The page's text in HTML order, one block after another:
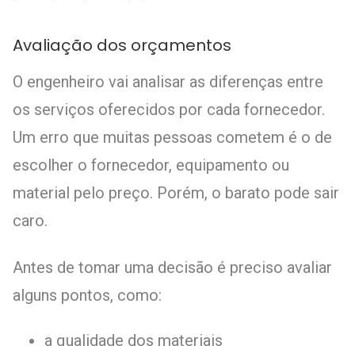
Avaliação dos orçamentos
O engenheiro vai analisar as diferenças entre
os serviços oferecidos por cada fornecedor.
Um erro que muitas pessoas cometem é o de
escolher o fornecedor, equipamento ou
material pelo preço. Porém, o barato pode sair
caro.
Antes de tomar uma decisão é preciso avaliar
alguns pontos, como:
a qualidade dos materiais